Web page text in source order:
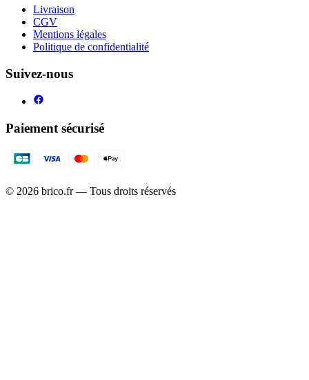
Livraison
CGV
Mentions légales
Politique de confidentialité
Suivez-nous
Paiement sécurisé
© 2026 brico.fr — Tous droits réservés